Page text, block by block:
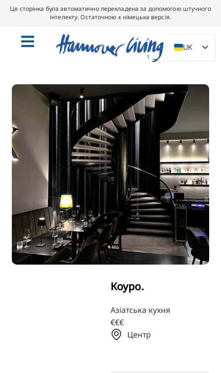
Ця сторінка була автоматично перекладена за допомогою штучного
інтелекту. Остаточною є німецька версія.
UK
DE
NL
IT
DA
SV
FR
PT
TR
RU
FI
Коуро.
Азіатська кухня
€€€
Центр